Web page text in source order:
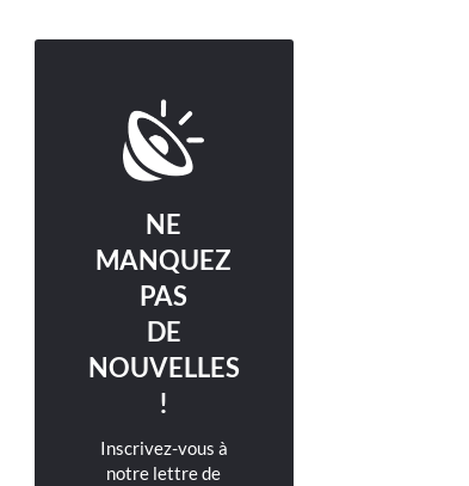
NE
MANQUEZ
PAS
DE
NOUVELLES
!
Inscrivez-vous à
notre lettre de